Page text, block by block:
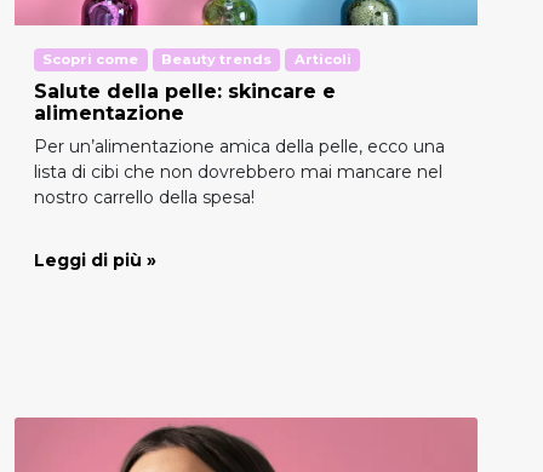
Scopri come Beauty trends Articoli
Salute della pelle: skincare e
alimentazione
Per un’alimentazione amica della pelle, ecco una
lista di cibi che non dovrebbero mai mancare nel
nostro carrello della spesa!
Leggi di più »